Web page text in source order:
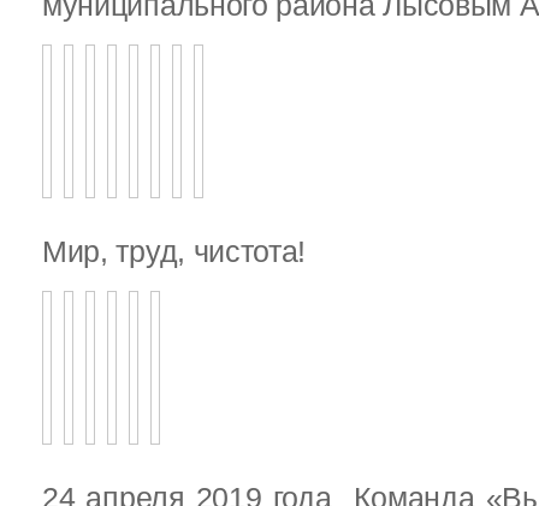
Мир, труд, чистота!
24 апреля 2019 года Команда